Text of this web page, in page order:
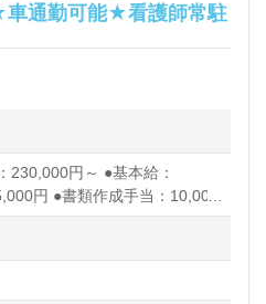
通勤可能★看護師常駐
230,000円～ ●基本給：
円 ●書類作成手当：10,000
勤手当：15,000円 ●夜勤手
善手当：14,000円 ※変動あり